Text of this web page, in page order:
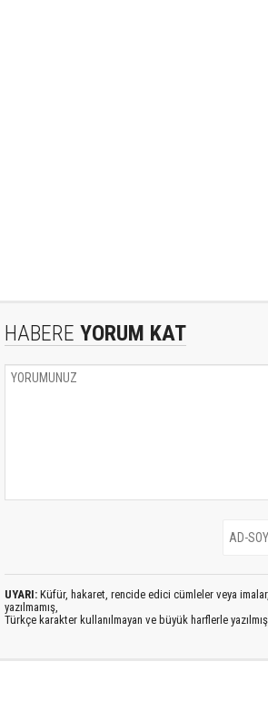
HABERE YORUM KAT
UYARI: Küfür, hakaret, rencide edici cümleler veya
yazılmamış,
Türkçe karakter kullanılmayan ve büyük harflerle